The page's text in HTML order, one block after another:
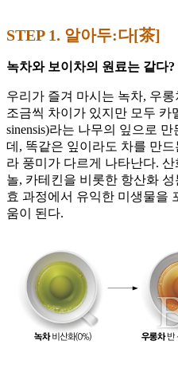
STEP 1. 알아두:다[茶]
녹차와 보이차의 원료는 같다?
우리가 즐겨 마시는 녹차, 우
조금씩 차이가 있지만 모두 카
sinensis)라는 나무의 잎으로
데, 똑같은 잎이라도 차를 만
라 풍미가 다르게 나타난다.
놀, 카테킨을 비롯한 항산화
효 과정에서 유익한 미생물을
움이 된다.